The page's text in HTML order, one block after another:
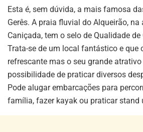
Esta é, sem dúvida, a mais famosa
Gerês. A praia fluvial do Alqueirão, na
Caniçada, tem o selo de Qualidade de
Trata-se de um local fantástico e que
refrescante mas o seu grande atrativo
possibilidade de praticar diversos
Pode alugar embarcações para
família, fazer kayak ou praticar stand